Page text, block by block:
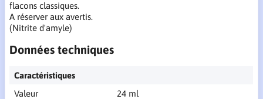
flacons classiques.
A réserver aux avertis.
(Nitrite d'amyle)
Données techniques
Caractéristiques
Valeur
24 ml